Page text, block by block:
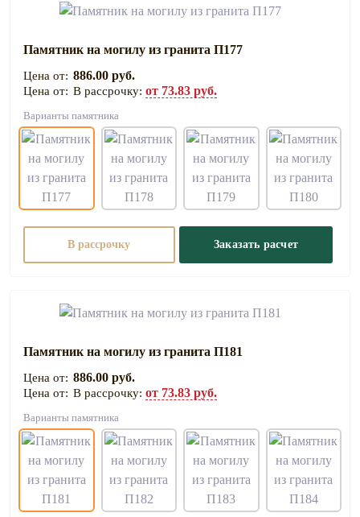
Памятник на могилу из гранита П177
886.00 руб.
В рассрочку: от 73.83 руб.
Варианты памятника
В рассрочку Заказать расчет
Памятник на могилу из гранита П181
886.00 руб.
В рассрочку: от 73.83 руб.
Варианты памятника